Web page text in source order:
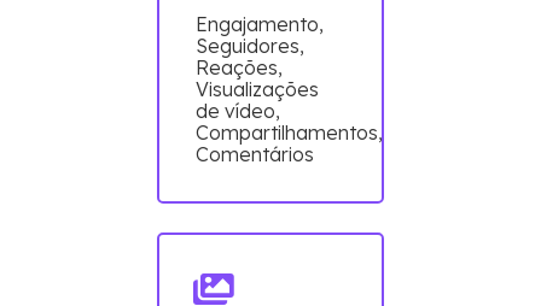
Engajamento,
Seguidores,
Reações,
Visualizações
de vídeo,
Compartilhamentos,
Comentários